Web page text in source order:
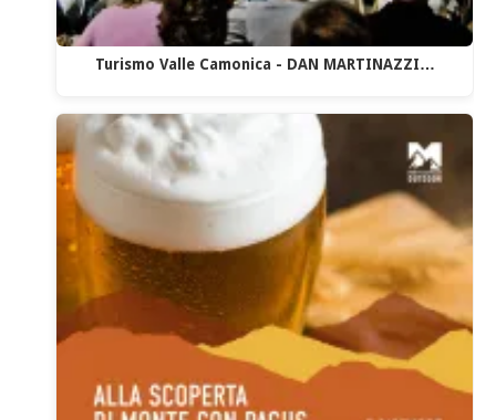
Turismo Valle Camonica - DAN MARTINAZZI…